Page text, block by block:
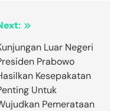
Luar Negeri
Prabowo
Kesepakatan
Untuk
Pemerataan